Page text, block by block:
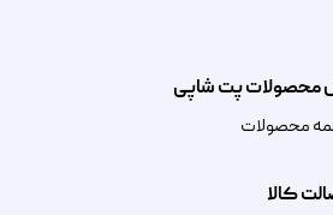
کالا
محصولات پت شاپی
محصولات